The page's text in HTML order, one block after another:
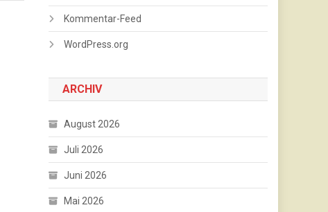
Kommentar-Feed
WordPress.org
ARCHIV
August 2026
Juli 2026
Juni 2026
Mai 2026